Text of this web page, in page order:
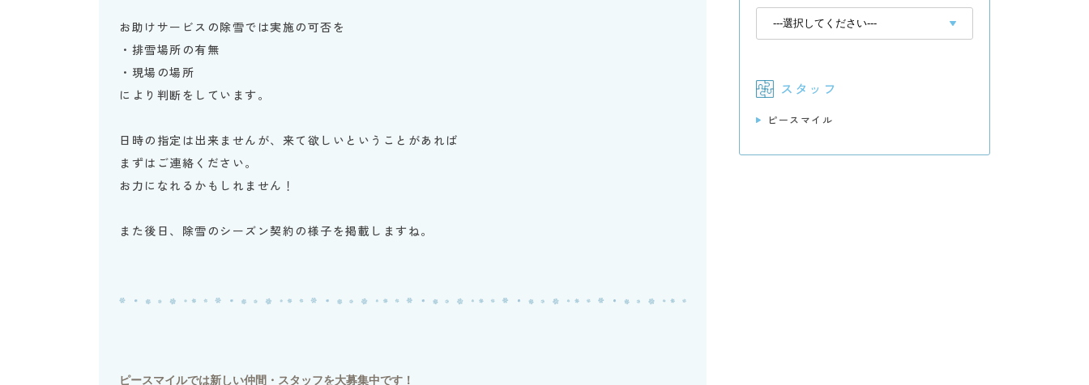
お助けサービスの除雪では実施の可否を
・排雪場所の有無
・現場の場所
により判断をしています。
日時の指定は出来ませんが、来て欲しいということがあれば
まずはご連絡ください。
お力になれるかもしれません！
また後日、除雪のシーズン契約の様子を掲載しますね。
ピースマイルでは新しい仲間・スタッフを大募集中です！
スタッフ
ピースマイル